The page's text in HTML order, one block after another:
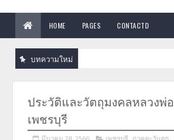
HOME PAGES CONTACTD
บทความใหม่
ประวัติและวัตถุมงคลหลวงพ่
เพชรบุรี